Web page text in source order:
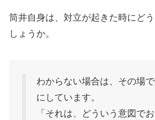
筒井自身は、対立が起きた時にど
しょうか。
わからない場合は、その場
にしています。
「それは、どういう意図で